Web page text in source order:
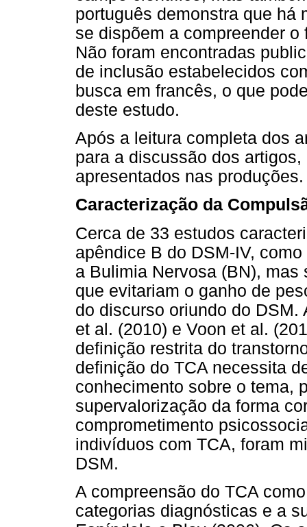
português demonstra que há
se dispõem a compreender
Não foram encontradas
de inclusão estabelecidos
busca em francês, o que
deste estudo.
Após a leitura completa dos
para a discussão dos
apresentados nas produções.
Caracterização da
Cerca de 33 estudos
apêndice B do DSM-IV,
a Bulimia Nervosa (BN),
que evitariam o ganho de
do discurso oriundo do
et al. (2010) e Voon et al.
definição restrita do
definição do TCA necessita
conhecimento sobre o tema,
supervalorização da forma
comprometimento
indivíduos com TCA, foram
DSM.
A compreensão do TCA
categorias diagnósticas e a